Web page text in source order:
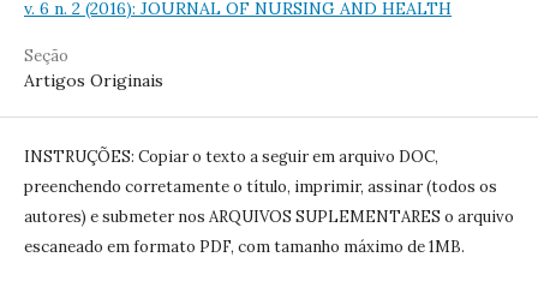
v. 6 n. 2 (2016): JOURNAL OF NURSING AND HEALTH
Seção
Artigos Originais
INSTRUÇÕES: Copiar o texto a seguir em arquivo DOC,
preenchendo corretamente o título, imprimir, assinar (todos os
autores) e submeter nos ARQUIVOS SUPLEMENTARES o arquivo
escaneado em formato PDF, com tamanho máximo de 1MB.